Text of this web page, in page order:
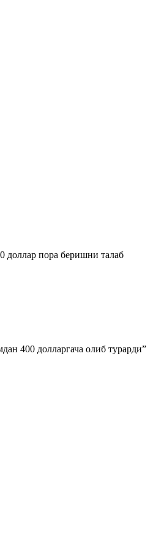
доллар пора беришни талаб
400 долларгача олиб турарди”